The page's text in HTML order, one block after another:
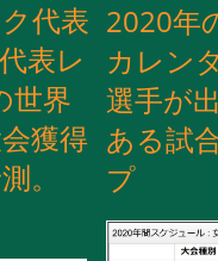
代表
表レ
世界
獲得
。
2020年
カレン
選手が
ある試
プ